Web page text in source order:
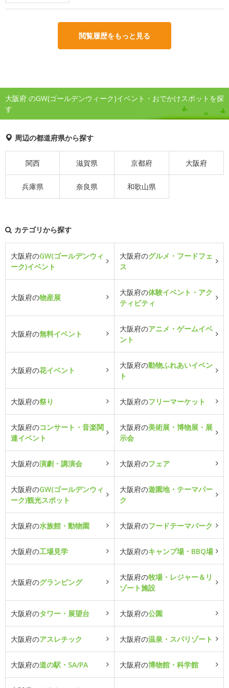
閲覧履歴をもっと見る
大阪府 のGW(ゴールデンウィーク)イベント・おでかけスポットを探
す
周辺の都道府県から探す
関西 滋賀県 京都府 大阪府
兵庫県 奈良県 和歌山県
カテゴリから探す
大阪府のGW(ゴールデンウィ
ーク)イベント
大阪府のグルメ・フードフェ
ス
大阪府の物産展
大阪府の体験イベント・アク
ティビティ
大阪府の無料イベント
大阪府のアニメ・ゲームイベ
ント
大阪府の花イベント
大阪府の動物ふれあいイベン
ト
大阪府の祭り 大阪府のフリーマーケット
大阪府のコンサート・音楽関
連イベント
大阪府の美術展・博物展・展
示会
大阪府の演劇・講演会 大阪府のフェア
大阪府のGW(ゴールデンウィ
ーク)観光スポット
大阪府の遊園地・テーマパー
ク
大阪府の水族館・動物園 大阪府のフードテーマパーク
大阪府の工場見学 大阪府のキャンプ場・BBQ場
大阪府のグランピング
大阪府の牧場・レジャー＆リ
ゾート施設
大阪府のタワー・展望台 大阪府の公園
大阪府のアスレチック 大阪府の温泉・スパリゾート
大阪府の道の駅・SA/PA 大阪府の博物館・科学館